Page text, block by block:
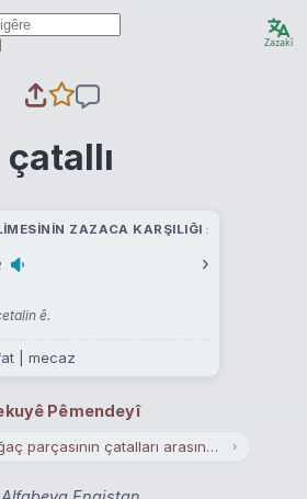
Zazakî
çatallı
ZAZACA KARŞILIĞI
›
ê.
| mecaz
Pêmendeyî
çatallı bir ağaç parçasının çatalları arasına yerleştirilip omuzda taşınan yük ›